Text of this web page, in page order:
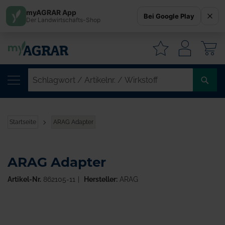
Startseite ARAG Adapter
ARAG Adapter
Artikel-Nr. 862105-11 Hersteller:ARAG
myAGRAR App
Der Landwirtschafts-Shop Bei Google Play